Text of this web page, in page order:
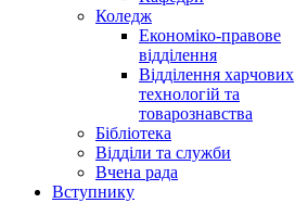
Коледж
Економіко-правове
відділення
Відділення харчових
технологій та
товарознавства
Бібліотека
Відділи та служби
Вчена рада
Вступнику